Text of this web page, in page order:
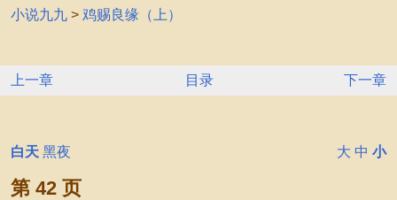
小说九九 > 鸡赐良缘（上）
上一章 目录 下一章
白天 黑夜 大 中 小
第 42 页